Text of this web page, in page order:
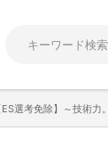
ES選考免除】～技術